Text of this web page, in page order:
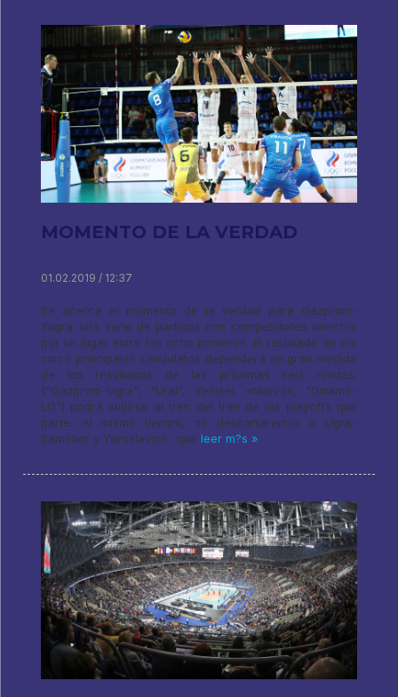
MOMENTO DE LA VERDAD
01.02.2019 / 12:37
Se acerca el momento de la verdad para Gazprom-
Yugra: una serie de partidos con competidores directos
por un lugar entre los ocho primeros. El resultado de los
cinco principales candidatos dependerá en gran medida
de los resultados de las próximas seis rondas.
("Gazprom-Ugra", "Ural", Yenisei, «Nuevo», "Dinamo-
LO") podrá subirse al tren del tren de los playoffs que
parte. Al mismo tiempo, no descartaremos a Ugra-
Samotlor y Yaroslavich., que leer m?s »